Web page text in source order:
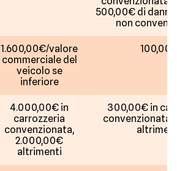
500,00€ di
non
1.600,00€/valore
commerciale del
veicolo se
inferiore
4.000,00€ in
carrozzeria
convenzionata,
2.000,00€
altrimenti
300,00€ in
convenzionata,